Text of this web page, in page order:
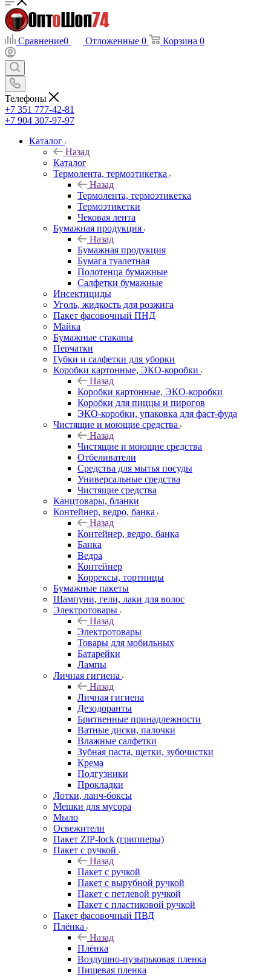
Сравнение0 Отложенные 0 Корзина 0
Телефоны
+7 351 777-42-81
+7 904 307-97-97
Каталог
Назад
Каталог
Термолента, термоэтикетка
Назад
Термолента, термоэтикетка
Термоэтикетки
Чековая лента
Бумажная продукция
Назад
Бумажная продукция
Бумага туалетная
Полотенца бумажные
Салфетки бумажные
Инсектициды
Уголь, жидкость для розжига
Пакет фасовочный ПНД
Майка
Бумажные стаканы
Перчатки
Губки и салфетки для уборки
Коробки картонные, ЭКО-коробки
Назад
Коробки картонные, ЭКО-коробки
Коробки для пиццы и пирогов
ЭКО-коробки, упаковка для фаст-фуда
Чистящие и моющие средства
Назад
Чистящие и моющие средства
Отбеливатели
Средства для мытья посуды
Универсальные средства
Чистящие средства
Канцтовары, бланки
Контейнер, ведро, банка
Назад
Контейнер, ведро, банка
Банка
Ведра
Контейнер
Коррексы, тортницы
Бумажные пакеты
Шампуни, гели, лаки для волос
Электротовары
Назад
Электротовары
Товары для мобильных
Батарейки
Лампы
Личная гигиена
Назад
Личная гигиена
Дезодоранты
Бритвенные принадлежности
Ватные диски, палочки
Влажные салфетки
Зубная паста, щетки, зубочистки
Крема
Подгузники
Прокладки
Лотки, ланч-боксы
Мешки для мусора
Мыло
Освежители
Пакет ZIP-lock (грипперы)
Пакет с ручкой
Назад
Пакет с ручкой
Пакет с вырубной ручкой
Пакет с петлевой ручкой
Пакет с пластиковой ручкой
Пакет фасовочный ПВД
Плёнка
Назад
Плёнка
Воздушно-пузырьковая пленка
Пищевая пленка